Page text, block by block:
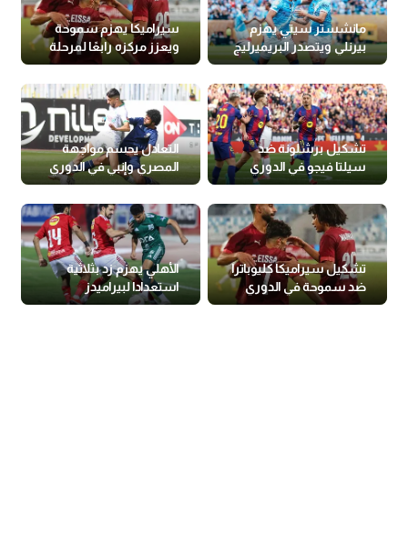
مانشستر سيتي يهزم
بيرنلي ويتصدر البريميرليج
سيراميكا يهزم سموحة
ويعزز مركزه رابعًا لمرحلة
التتويج بالدوري
تشكيل برشلونة ضد
سيلتا فيجو في الدوري
الإسباني
التعادل يحسم مواجهة
المصري وإنبي في الدوري
تشكيل سيراميكا كليوباترا
ضد سموحة في الدوري
الأهلي يهزم زد بثلاثية
استعدادا لبيراميدز